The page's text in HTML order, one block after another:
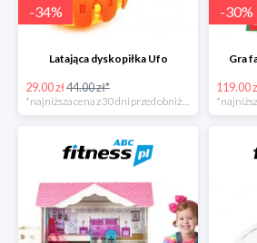
-34%
Latająca dyskopiłka Ufo
29.00 zł44.00 zł*
-30%
Gra
119.00